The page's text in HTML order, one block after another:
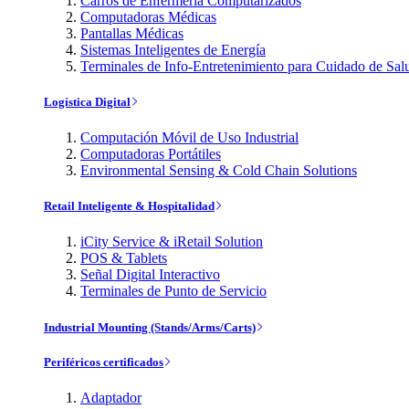
Computadoras Médicas
Pantallas Médicas
Sistemas Inteligentes de Energía
Terminales de Info-Entretenimiento para Cuidado de
Logística Digital
Computación Móvil de Uso Industrial
Computadoras Portátiles
Environmental Sensing & Cold Chain Solutions
Retail Inteligente & Hospitalidad
iCity Service & iRetail Solution
POS & Tablets
Señal Digital Interactivo
Terminales de Punto de Servicio
Industrial Mounting (Stands/Arms/Carts)
Periféricos certificados
Adaptador